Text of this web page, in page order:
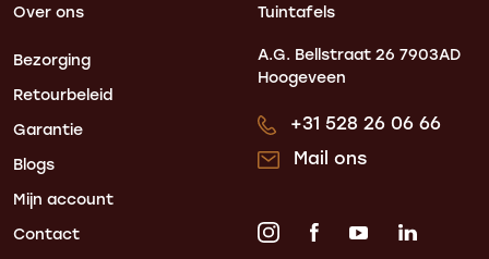
Over ons
Tuintafels
Bezorging
Retourbeleid
Garantie
Blogs
Mijn account
Contact
A.G. Bellstraat 26 7903AD
Hoogeveen
+31 528 26 06 66
Mail ons